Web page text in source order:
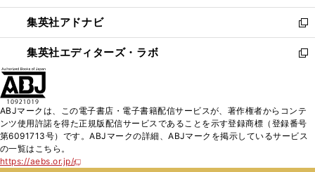
開
く
ウ
で
開
く
ン
ド
ウ
で
ウ
ィ
ン
ド
く
集英社アドナビ
新
し
い
ド
ウ
で
集英社エディターズ・ラボ
新
ィ
ン
ABJマークは、この電子書店・電子書籍配信サービスが、著作権者からコンテ
ンツ使用許諾を得た正規版配信サービスであることを示す登録商標（登録番号
第6091713号）です。ABJマークの詳細、ABJマークを掲示しているサービス
の一覧はこちら。
https://aebs.or.jp/
新